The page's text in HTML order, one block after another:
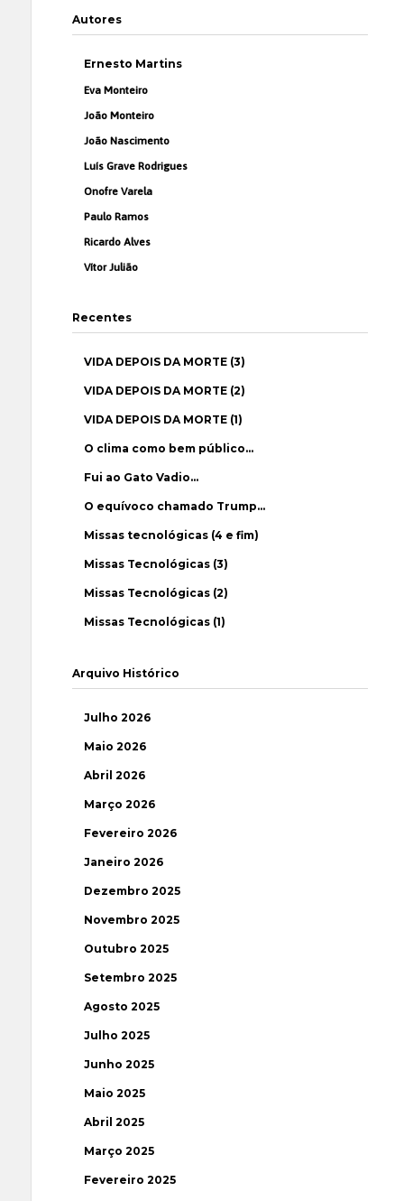
Autores
Ernesto Martins
Eva Monteiro
João Monteiro
João Nascimento
Luís Grave Rodrigues
Onofre Varela
Paulo Ramos
Ricardo Alves
Vítor Julião
Recentes
VIDA DEPOIS DA MORTE (3)
VIDA DEPOIS DA MORTE (2)
VIDA DEPOIS DA MORTE (1)
O clima como bem público…
Fui ao Gato Vadio…
O equívoco chamado Trump…
Missas tecnológicas (4 e fim)
Missas Tecnológicas (3)
Missas Tecnológicas (2)
Missas Tecnológicas (1)
Arquivo Histórico
Julho 2026
Maio 2026
Abril 2026
Março 2026
Fevereiro 2026
Janeiro 2026
Dezembro 2025
Novembro 2025
Outubro 2025
Setembro 2025
Agosto 2025
Julho 2025
Junho 2025
Maio 2025
Abril 2025
Março 2025
Fevereiro 2025